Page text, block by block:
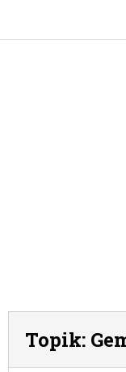
konten
Topik: